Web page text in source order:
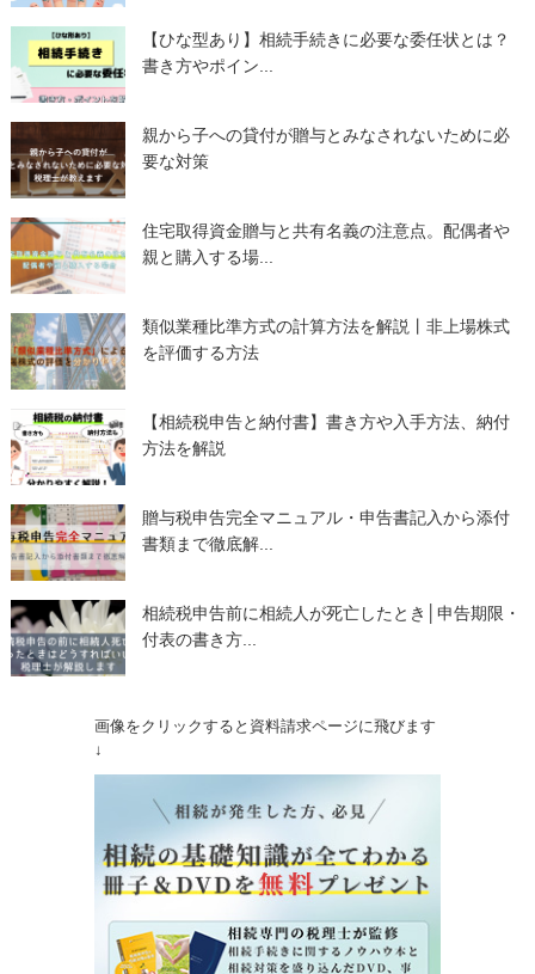
【ひな型あり】相続手続きに必要な委任状とは？
書き方やポイン...
親から子への貸付が贈与とみなされないために必
要な対策
住宅取得資金贈与と共有名義の注意点。配偶者や
親と購入する場...
類似業種比準方式の計算方法を解説丨非上場株式
を評価する方法
【相続税申告と納付書】書き方や入手方法、納付
方法を解説
贈与税申告完全マニュアル・申告書記入から添付
書類まで徹底解...
相続税申告前に相続人が死亡したとき│申告期限・
付表の書き方...
画像をクリックすると資料請求ページに飛びます
↓